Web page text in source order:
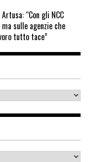
“Con gli NCC
sulle agenzie che
tutto tace”